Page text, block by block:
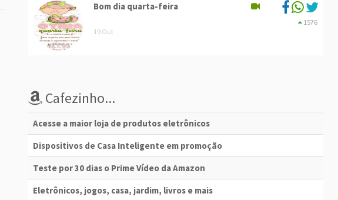
Bom dia quarta-feira
19 Out
1576
Cafezinho...
Acesse a maior loja de produtos eletrônicos
Dispositivos de Casa Inteligente em promoção
Teste por 30 dias o Prime Vídeo da Amazon
Eletrônicos, jogos, casa, jardim, livros e mais